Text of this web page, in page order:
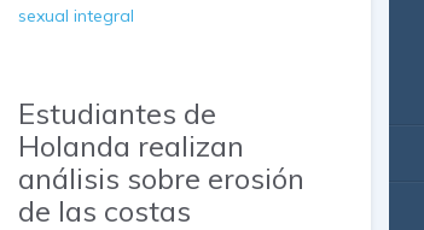
sexual integral
Estudiantes de
Holanda realizan
análisis sobre erosión
de las costas